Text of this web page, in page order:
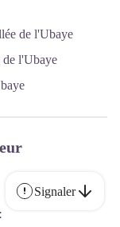
de l'Ubaye
de l'Ubaye
Signaler